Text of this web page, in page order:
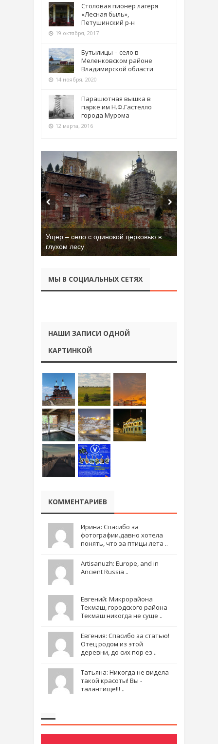
Столовая пионер лагеря
«Лесная быль»,
Петушинский р-н
19 октября, 2017
Бутылицы – село в
Меленковском районе
Владимирской области
14 ноября, 2020
Парашютная вышка в
парке им Н.Ф.Гастелло
города Мурома
12 марта, 2016
Бывшая танковая часть имени Сухэ-
Батора во Владимире
МЫ В СОЦИАЛЬНЫХ СЕТЯХ
НАШИ ЗАПИСИ ОДНОЙ
КАРТИНКОЙ
КОММЕНТАРИЕВ
Ирина: Спасибо за
фотографии.давно хотела
понять, что за птицы лета ..
Artisanuzh: Europe, and in
Ancient Russia ..
Евгений: Микрорайона
Текмаш, городского района
Текмаш никогда не суще ..
Евгения: Спасибо за статью!
Отец родом из этой
деревни, до сих пор ез ..
Татьяна: Никогда не видела
такой красоты! Вы -
талантище!!! ..